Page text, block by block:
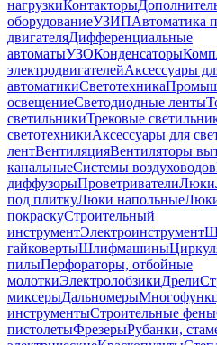
нагрузкиКонтакторы
оборудованиеУЗИПАвтоматика
двигателяДифференциальные
автоматыУЗОКонденсаторы
электродвигателейАксессуары
автоматикиСветотехника
освещениеСветодиодные ленты
светильникиТрековые
светотехникиАксессуары для
лентВентиляцияВентиляторы
канальныеСистемы воздуховодов
диффузорыПроветривателиЛюки
под плиткуЛюки напольные
покраскуСтроительный
инструментЭлектроинструмент
гайковертыШлифмашины
пилыПерфораторы, отбойные
молоткиЭлектролобзикиДрели
миксерыДальномеры
инструментыСтроительные фены
пистолетыФрезерыРубанки,